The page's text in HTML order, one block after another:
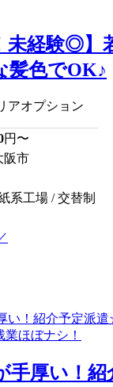
未経験◎】
髪色でOK♪
アオプション
円〜
阪市
系工場 / 交替制
手厚い！